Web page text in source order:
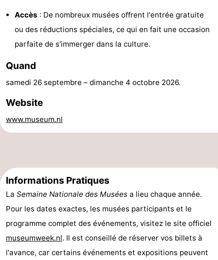
vélo
Randonnée
Terrains
de
Surfen
-
et
Événements
Forum
Route
-
Stationnement
Adresses
Accès : De nombreux musées offrent l'entrée gratuite
ou des réductions spéciales, ce qui en fait une occasion
parfaite de s'immerger dans la culture.
Quand
samedi 26 septembre – dimanche 4 octobre 2026.
Website
www.museum.nl
Informations Pratiques
La Semaine Nationale des Musées a lieu chaque année.
Pour les dates exactes, les musées participants et le
programme complet des événements, visitez le site officiel
museumweek.nl. Il est conseillé de réserver vos billets à
l'avance, car certains événements et expositions peuvent